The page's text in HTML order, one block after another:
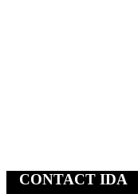
CONTACT IDA